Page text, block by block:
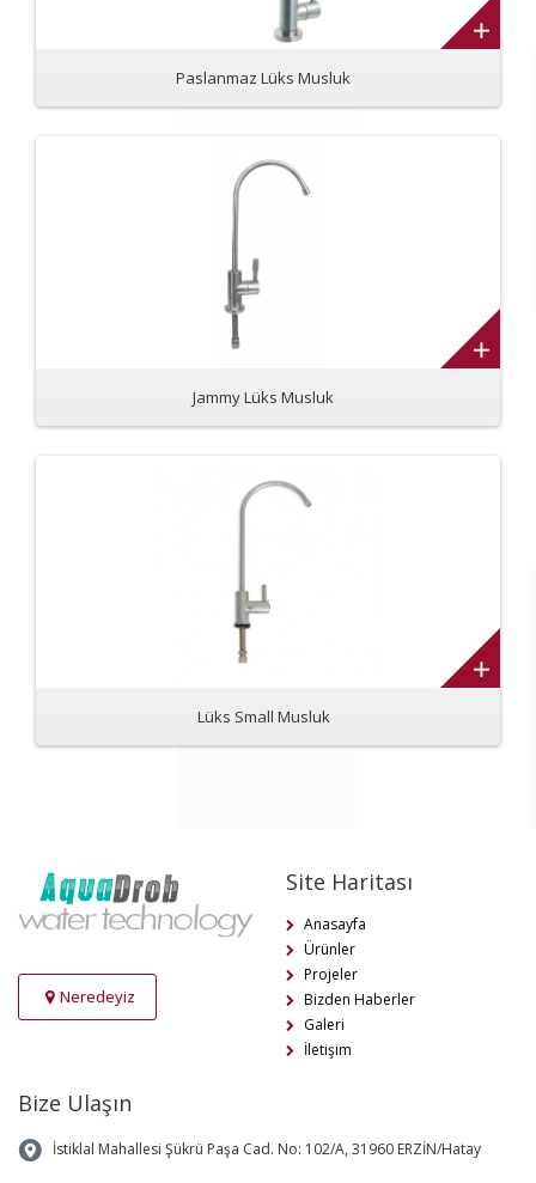
Paslanmaz Lüks Musluk
Jammy Lüks Musluk
Lüks Small Musluk
Neredeyiz
Site Haritası
Anasayfa
Ürünler
Projeler
Bizden Haberler
Galeri
İletişim
Bize Ulaşın
İstiklal Mahallesi Şükrü Paşa Cad. No: 102/A, 31960 ERZİN/Hatay